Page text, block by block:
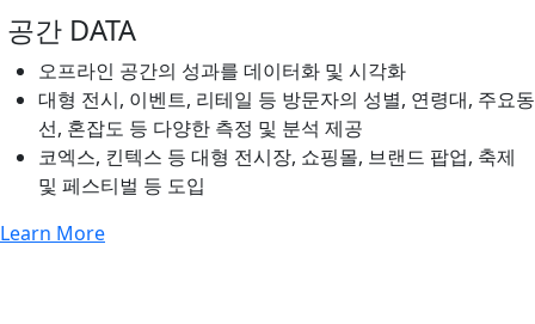
공간 DATA
오프라인 공간의 성과를 데이터화 및 시각화
대형 전시, 이벤트, 리테일 등 방문자의 성별, 연령대, 주요동
선, 혼잡도 등 다양한 측정 및 분석 제공
코엑스, 킨텍스 등 대형 전시장, 쇼핑몰, 브랜드 팝업, 축제
및 페스티벌 등 도입
Learn More